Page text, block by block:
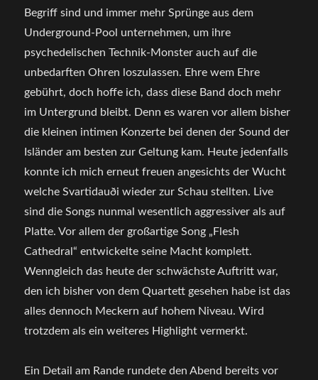
Begriff sind und immer mehr Sprünge aus dem
Underground-Pool unternehmen, um ihre
psychedelischen Technik-Monster auch auf die
unbedarften Ohren loszulassen. Ehre wem Ehre
gebührt, doch hoffe ich, dass diese Band doch mehr
im Untergrund bleibt. Denn es waren vor allem bisher
die kleinen intimen Konzerte bei denen der Sound der
Isländer am besten zur Geltung kam. Heute jedenfalls
konnte ich mich erneut freuen angesichts der Wucht
welche Svartidauði wieder zur Schau stellten. Live
sind die Songs nunmal wesentlich aggressiver als auf
Platte. Vor allem der großartige Song „Flesh
Cathedral“ entwickelte seine Macht komplett.
Wenngleich das heute der schwächste Auftritt war,
den ich bisher von dem Quartett gesehen habe ist das
alles dennoch Meckern auf hohem Niveau. Wird
trotzdem als ein weiteres Highlight vermerkt.
Ein Detail am Rande rundete den Abend bereits vor